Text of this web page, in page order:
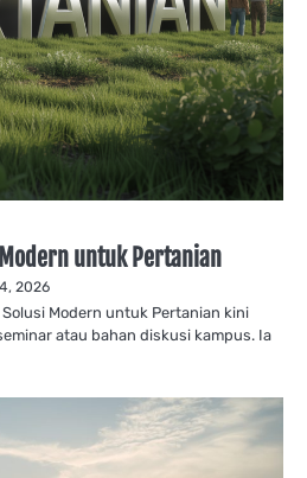
untuk Pertanian
2026
Modern untuk Pertanian kini
atau bahan diskusi kampus. Ia